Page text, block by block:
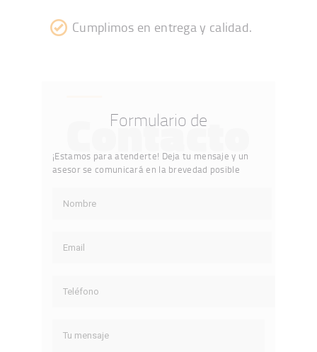
Cumplimos en entrega y calidad.
Contacto
Formulario de
¡Estamos para atenderte! Deja tu mensaje y un
asesor se comunicará en la brevedad posible